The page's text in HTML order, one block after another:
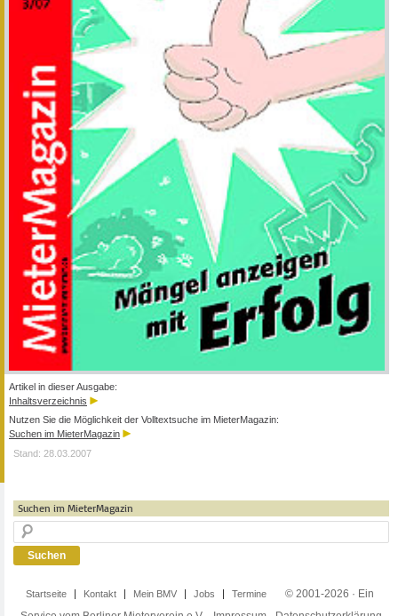
Artikel in dieser Ausgabe:
Inhaltsverzeichnis
Nutzen Sie die Möglichkeit der Volltextsuche im MieterMagazin:
Suchen im MieterMagazin
Stand: 28.03.2007
Suchen im MieterMagazin
Startseite Kontakt Mein BMV Jobs Termine
© 2001-2026 · Ein